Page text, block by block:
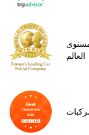
مستوى
العالم